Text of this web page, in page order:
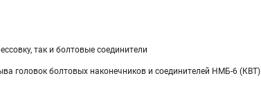
так и болтовые соединители
головок болтовых наконечников и соединителей НМБ-6 (КВТ)